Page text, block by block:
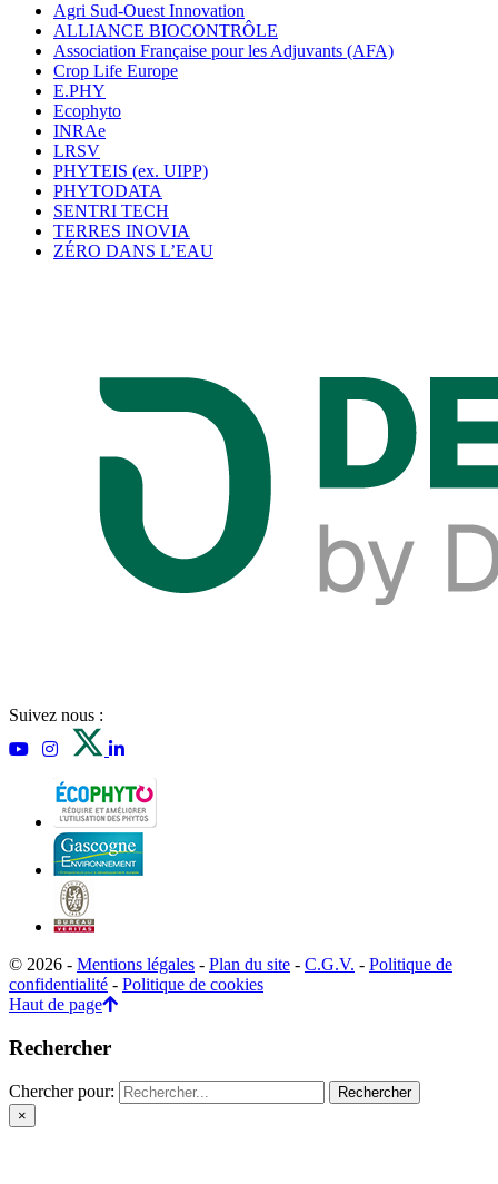
Agri Sud-Ouest Innovation
ALLIANCE BIOCONTRÔLE
Association Française pour les Adjuvants (AFA)
Crop Life Europe
E.PHY
Ecophyto
INRAe
LRSV
PHYTEIS (ex. UIPP)
PHYTODATA
SENTRI TECH
TERRES INOVIA
ZÉRO DANS L’EAU
Suivez nous :
© 2026 - Mentions légales - Plan du site - C.G.V. - Politique de
confidentialité - Politique de cookies
Haut de page
Rechercher
Chercher pour:
×